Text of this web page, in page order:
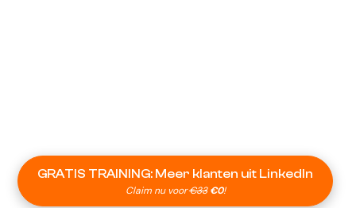
GRATIS TRAINING: Meer klanten uit LinkedIn
Claim nu voor€33 €0!